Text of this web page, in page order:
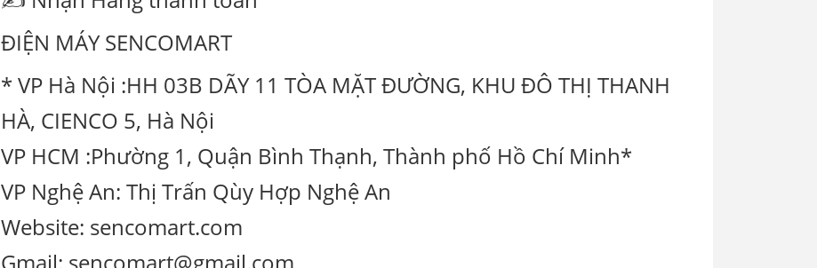
ĐIỆN MÁY SENCOMART
* VP Hà Nội :HH 03B DÃY 11 TÒA MẶT ĐƯỜNG, KHU ĐÔ THỊ THANH
HÀ, CIENCO 5, Hà Nội
VP HCM :Phường 1, Quận Bình Thạnh, Thành phố Hồ Chí Minh*
VP Nghệ An: Thị Trấn Qùy Hợp Nghệ An
Website: sencomart.com